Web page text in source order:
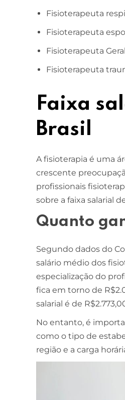
Fisioterapeuta
Fisioterapeuta
Fisioterapeuta
Fisioterapeuta
Faixa
Brasil
A fisioterapia é uma
crescente
profissionais
sobre a faixa salarial
Quanto
Segundo dados do
salário médio dos
especialização do
fica em torno de
salarial é de
No entanto, é
como o tipo de
região e a carga